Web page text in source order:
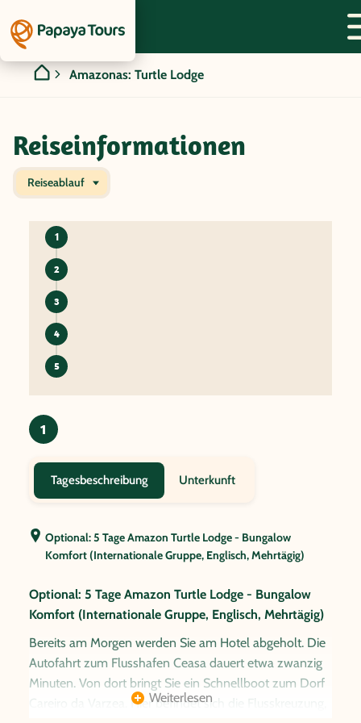
Amazonas: Turtle Lodge
Reiseinformationen
Reiseablauf
1
2
3
4
5
1
Tagesbeschreibung Unterkunft
Optional: 5 Tage Amazon Turtle Lodge - Bungalow
Komfort (Internationale Gruppe, Englisch, Mehrtägig)
Optional: 5 Tage Amazon Turtle Lodge - Bungalow
Komfort (Internationale Gruppe, Englisch, Mehrtägig)
Bereits am Morgen werden Sie am Hotel abgeholt. Die
Autofahrt zum Flusshafen Ceasa dauert etwa zwanzig
Minuten. Von dort bringt Sie ein Schnellboot zum Dorf
Careiro da Varzea. Hier befindet sich die Flusskreuzung,
Weiterlesen